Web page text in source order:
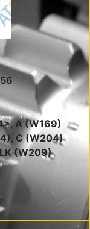
A (W169)
C (W204)
(W209)